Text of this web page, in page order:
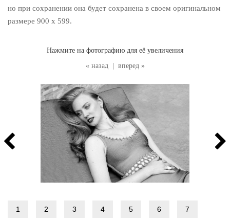
« назад вперед »
Нажмите на фотографию для её увеличения
но при сохранении она будет сохранена в своем оригинальном
размере 900 x 599.
1 2 3 4 5 6 7